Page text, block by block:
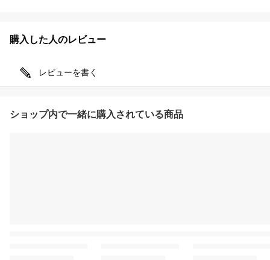
購入した人のレビュー
レビューを書く
ショップ内で一緒に購入されている商品